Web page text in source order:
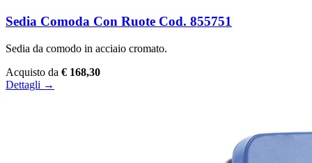
Sedia Comoda Con Ruote Cod. 855751
Sedia da comodo in acciaio cromato.
Acquisto da € 168,30
Dettagli →